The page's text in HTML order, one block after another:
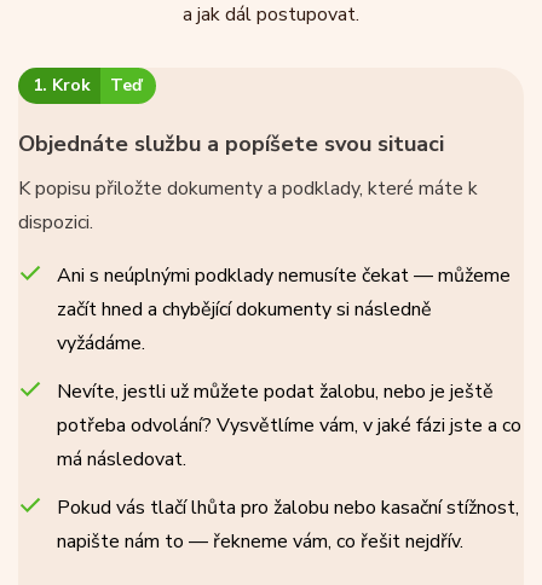
a jak dál postupovat.
1. Krok Teď
Objednáte službu a popíšete svou situaci
K popisu přiložte dokumenty a podklady, které máte k
dispozici.
Ani s neúplnými podklady nemusíte čekat — můžeme
začít hned a chybějící dokumenty si následně
vyžádáme.
Nevíte, jestli už můžete podat žalobu, nebo je ještě
potřeba odvolání? Vysvětlíme vám, v jaké fázi jste a co
má následovat.
Pokud vás tlačí lhůta pro žalobu nebo kasační stížnost,
napište nám to — řekneme vám, co řešit nejdřív.